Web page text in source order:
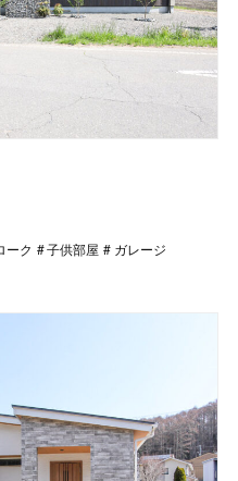
ーク 子供部屋 ガレージ